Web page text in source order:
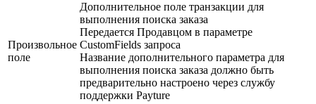
Произвольное
поле
Дополнительное поле транзакции для
выполнения поиска заказа
Передается Продавцом в параметре
CustomFields запроса
Название дополнительного параметра для
выполнения поиска заказа должно быть
предварительно настроено через службу
поддержки Payture